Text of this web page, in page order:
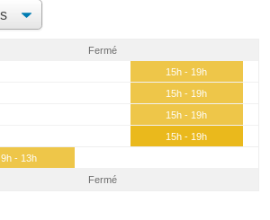
Fermé
15h - 19h
15h - 19h
15h - 19h
15h - 19h
9h - 13h
Fermé